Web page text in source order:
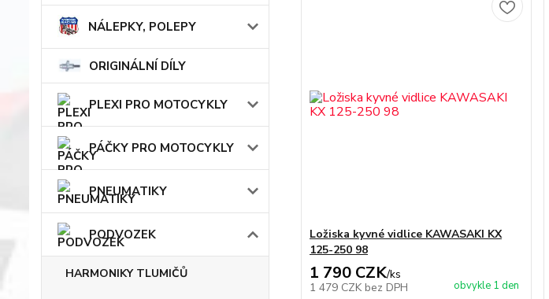
NÁLEPKY, POLEPY
ORIGINÁLNÍ DÍLY
PLEXI PRO MOTOCYKLY
PÁČKY PRO MOTOCYKLY
PNEUMATIKY
PODVOZEK
HARMONIKY TLUMIČŮ
Ložiska kyvné vidlice KAWASAKI KX
125-250 98
1 790 CZK/ks
1 479 CZK bez DPH obvykle 1 den